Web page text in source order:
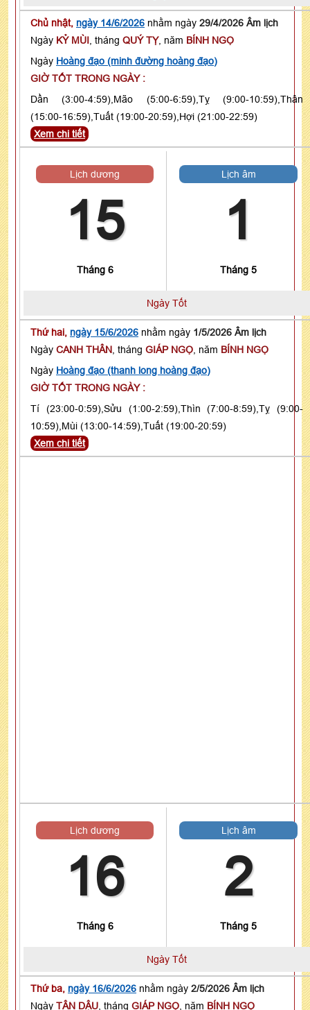
Chủ nhật, ngày 14/6/2026 nhằm ngày 29/4/2026 Âm lịch
Ngày KỶ MÙI , tháng QUÝ TỴ, năm BÍNH NGỌ
Ngày Hoàng đạo (minh đường hoàng đạo)
GIỜ TỐT TRONG NGÀY :
Dần (3:00-4:59),Mão (5:00-6:59),Tỵ (9:00-10:59),Thân
(15:00-16:59),Tuất (19:00-20:59),Hợi (21:00-22:59)
Xem chi tiết
Lịch dương
15
Tháng 6
Lịch âm
1
Tháng 5
Ngày Tốt
Thứ hai, ngày 15/6/2026 nhằm ngày 1/5/2026 Âm lịch
Ngày CANH THÂN , tháng GIÁP NGỌ , năm BÍNH NGỌ
Ngày Hoàng đạo (thanh long hoàng đạo)
GIỜ TỐT TRONG NGÀY :
Tí (23:00-0:59),Sửu (1:00-2:59),Thìn (7:00-8:59),Tỵ (9:00-
10:59),Mùi (13:00-14:59),Tuất (19:00-20:59)
Xem chi tiết
Lịch dương
16
Tháng 6
Lịch âm
2
Tháng 5
Ngày Tốt
Thứ ba, ngày 16/6/2026 nhằm ngày 2/5/2026 Âm lịch
Ngày TÂN DẬU , tháng GIÁP NGỌ , năm BÍNH NGỌ